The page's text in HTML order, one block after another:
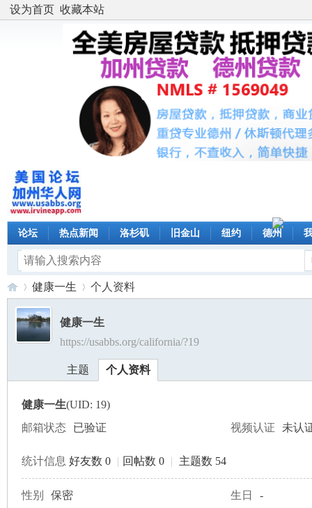
设为首页 收藏本站
论坛 热点新闻 洛杉矶 旧金山 纽约 德州
美›
健康一生
›
个人资料
健康一生
https://usabbs.org/california/?19
主题 个人资料
健康一生(UID: 19)
邮箱状态
已验证 视频认证 未认
统计信息 好友数 0 | 回帖数 0 | 主题数 54
性别 保密 生日 -